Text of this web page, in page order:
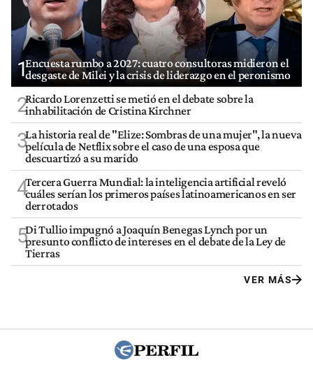
1Encuesta rumbo a 2027: cuatro consultoras midieron el
desgaste de Milei y la crisis de liderazgo en el peronismo
2Ricardo Lorenzetti se metió en el debate sobre la
inhabilitación de Cristina Kirchner
3La historia real de "Elize: Sombras de una mujer", la nueva
película de Netflix sobre el caso de una esposa que
descuartizó a su marido
4Tercera Guerra Mundial: la inteligencia artificial reveló
cuáles serían los primeros países latinoamericanos en ser
derrotados
5Di Tullio impugnó a Joaquín Benegas Lynch por un
presunto conflicto de intereses en el debate de la Ley de
Tierras
VER MÁS